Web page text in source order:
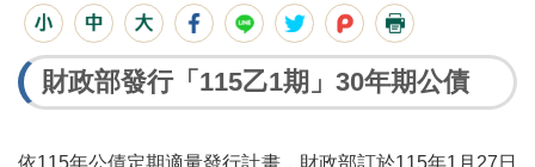
財政部發行「115乙1期」30年期公債
依115年公債定期適量發行計畫，財政部訂於115年1月27日